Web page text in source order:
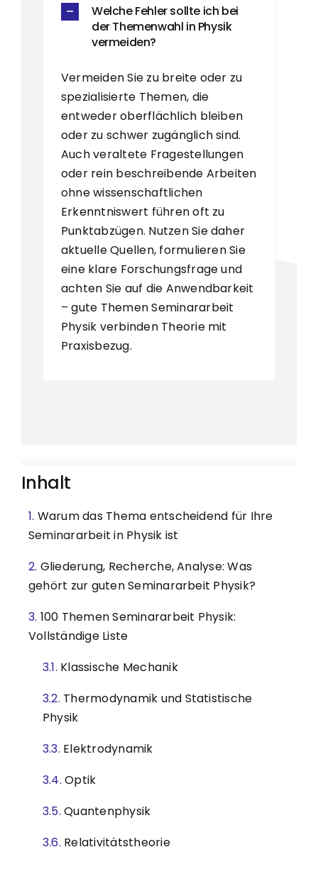
Welche Fehler sollte ich bei
der Themenwahl in Physik
vermeiden?
Vermeiden Sie zu breite oder zu
spezialisierte Themen, die
entweder oberflächlich bleiben
oder zu schwer zugänglich sind.
Auch veraltete Fragestellungen
oder rein beschreibende Arbeiten
ohne wissenschaftlichen
Erkenntniswert führen oft zu
Punktabzügen. Nutzen Sie daher
aktuelle Quellen, formulieren Sie
eine klare Forschungsfrage und
achten Sie auf die Anwendbarkeit
– gute Themen Seminararbeit
Physik verbinden Theorie mit
Praxisbezug.
Inhalt
Warum das Thema entscheidend für Ihre
Seminararbeit in Physik ist
Gliederung, Recherche, Analyse: Was
gehört zur guten Seminararbeit Physik?
100 Themen Seminararbeit Physik:
Vollständige Liste
Klassische Mechanik
Thermodynamik und Statistische
Physik
Elektrodynamik
Optik
Quantenphysik
Relativitätstheorie